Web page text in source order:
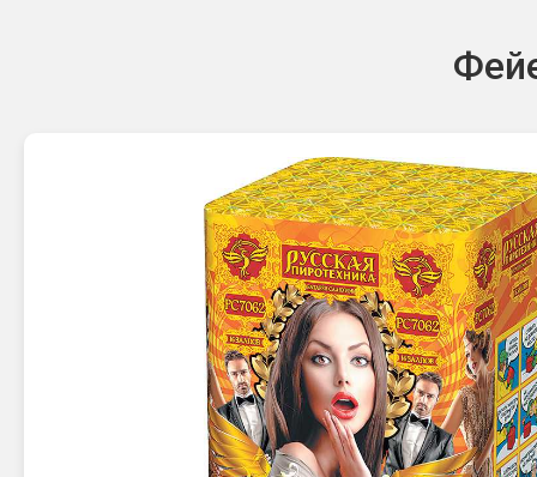
Новинки 2025/26
Фейерверки на свадьбу
Батареи салютов
Батареи салютов
Дневные
Петарды
Лимонки,
Корсары
Бабочки,
Жуки